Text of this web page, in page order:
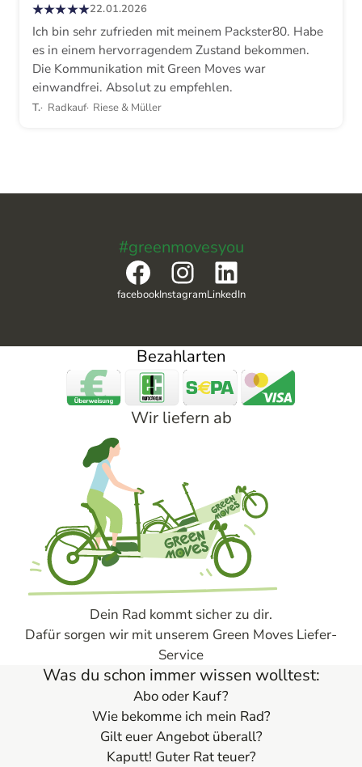
★★★★★22.01.2026
Ich bin sehr zufrieden mit meinem Packster80. Habe
es in einem hervorragendem Zustand bekommen.
Die Kommunikation mit Green Moves war
einwandfrei. Absolut zu empfehlen.
T. Radkauf Riese & Müller
#greenmovesyou
Facebook
facebook
Instagram
Instagram
LinkedIn
LinkedIn
Bezahlarten
Wir liefern ab
Dein Rad kommt sicher zu dir.
Dafür sorgen wir mit unserem Green Moves Liefer-
Service
Was du schon immer wissen wolltest:
Abo oder Kauf?
Wie bekomme ich mein Rad?
Gilt euer Angebot überall?
Kaputt! Guter Rat teuer?